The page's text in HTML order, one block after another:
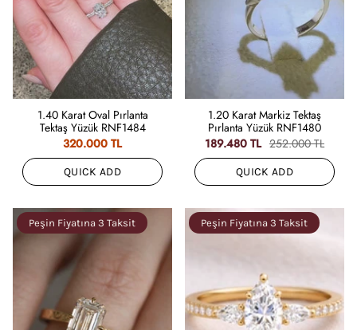
1.40 Karat Oval Pırlanta
Tektaş Yüzük RNF1484
320.000 TL
QUICK ADD
1.20 Karat Markiz Tektaş
Pırlanta Yüzük RNF1480
189.480 TL 252.000 TL
QUICK ADD
Peşin Fiyatına 3 Taksit Peşin Fiyatına 3 Taksit